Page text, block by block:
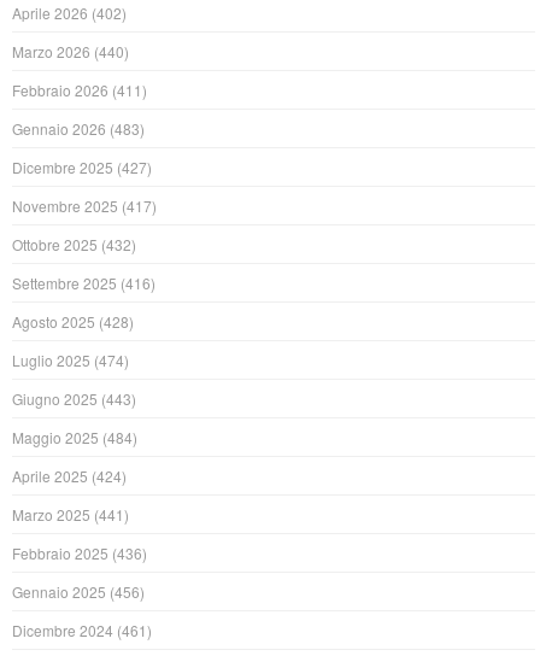
Aprile 2026 (402)
Marzo 2026 (440)
Febbraio 2026 (411)
Gennaio 2026 (483)
Dicembre 2025 (427)
Novembre 2025 (417)
Ottobre 2025 (432)
Settembre 2025 (416)
Agosto 2025 (428)
Luglio 2025 (474)
Giugno 2025 (443)
Maggio 2025 (484)
Aprile 2025 (424)
Marzo 2025 (441)
Febbraio 2025 (436)
Gennaio 2025 (456)
Dicembre 2024 (461)